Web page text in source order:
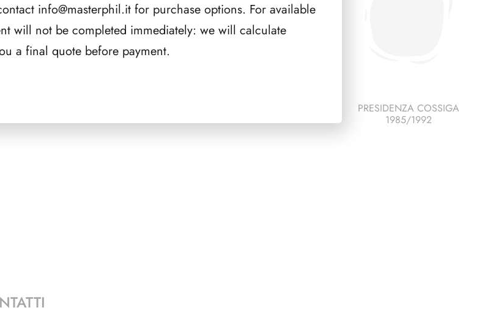
PAGINE 5
PAGINE 7
PRESIDENZA COSSIGA
1985/1992
info@masterphil.itfor purchase options. For available
will not be completed immediately: we will calculate
a final quote before payment.